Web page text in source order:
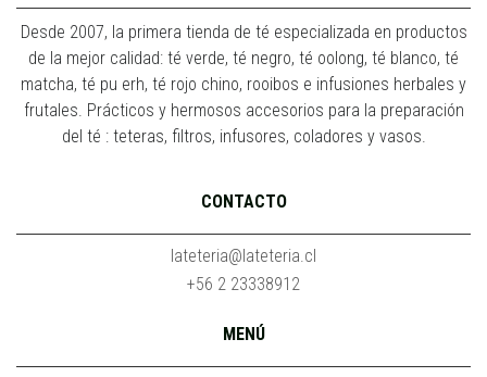
Desde 2007, la primera tienda de té especializada en productos
de la mejor calidad: té verde, té negro, té oolong, té blanco, té
matcha, té pu erh, té rojo chino, rooibos e infusiones herbales y
frutales. Prácticos y hermosos accesorios para la preparación
del té : teteras, filtros, infusores, coladores y vasos.
CONTACTO
lateteria@lateteria.cl
+56 2 23338912
MENÚ